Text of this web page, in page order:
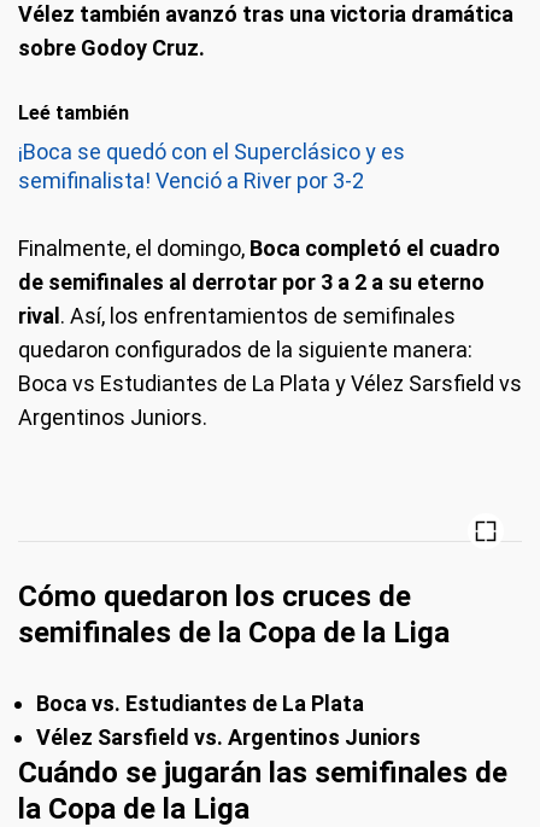
Vélez también avanzó tras una victoria dramática
sobre Godoy Cruz.
Leé también
¡Boca se quedó con el Superclásico y es
semifinalista! Venció a River por 3-2
Finalmente, el domingo, Boca completó el cuadro
de semifinales al derrotar por 3 a 2 a su eterno
rival . Así, los enfrentamientos de semifinales
quedaron configurados de la siguiente manera:
Boca vs Estudiantes de La Plata y Vélez Sarsfield vs
Argentinos Juniors.
Cómo quedaron los cruces de
semifinales de la Copa de la Liga
Boca vs. Estudiantes de La Plata
Vélez Sarsfield vs. Argentinos Juniors
Cuándo se jugarán las semifinales de
la Copa de la Liga